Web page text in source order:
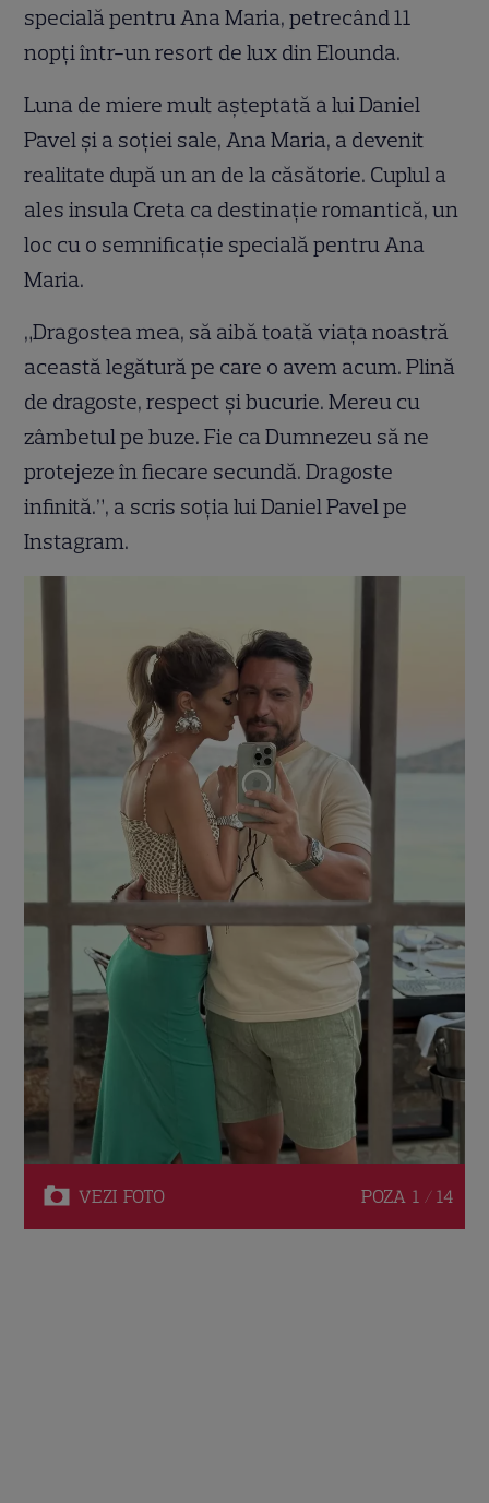
specială pentru Ana Maria, petrecând 11
nopți într-un resort de lux din Elounda.
Luna de miere mult așteptată a lui Daniel
Pavel și a soției sale, Ana Maria, a devenit
realitate după un an de la căsătorie. Cuplul a
ales insula Creta ca destinație romantică, un
loc cu o semnificație specială pentru Ana
Maria.
„Dragostea mea, să aibă toată viața noastră
această legătură pe care o avem acum. Plină
de dragoste, respect și bucurie. Mereu cu
zâmbetul pe buze. Fie ca Dumnezeu să ne
protejeze în fiecare secundă. Dragoste
infinită.”, a scris soția lui Daniel Pavel pe
Instagram.
VEZI FOTO POZA 1 / 14